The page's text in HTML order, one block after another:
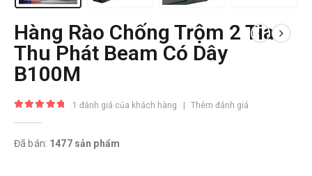
Hàng Rào Chống Trộm 2 Tia
Thu Phát Beam Có Dây
B100M
1 đánh giá của khách hàng | Thêm đánh giá
Đã bán: 1477 sản phẩm